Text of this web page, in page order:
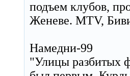
подъем клубов,
Женеве. MTV,
Намедни-99
"Улицы разбитых